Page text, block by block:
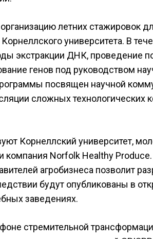
летних стажировок
университета. В
экстракции ДНК, проведение
генов под руководством
посвящен научной
сложных технологических
Корнеллский университет,
компания Norfolk Healthy
агробизнеса позволит
будут опубликованы в
заведениях.
стремительной